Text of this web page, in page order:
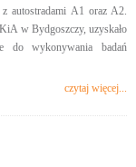
autostradami A1 oraz A2.
w Bydgoszczy, uzyskało
do wykonywania badań
czytaj więcej...